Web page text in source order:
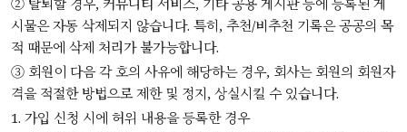
② 탈퇴할 경우, 커뮤니티 서비스, 기타 공용 게시판 등에 등록된 게
시물은 자동 삭제되지 않습니다. 특히, 추천/비추천 기록은 공공의 목
적 때문에 삭제 처리가 불가능합니다.
③ 회원이 다음 각 호의 사유에 해당하는 경우, 회사는 회원의 회원자
격을 적절한 방법으로 제한 및 정지, 상실시킬 수 있습니다.
1. 가입 신청 시에 허위 내용을 등록한 경우